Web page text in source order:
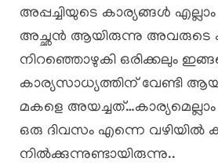
അപ്പച്ചിയുടെ കാര്യങ്ങൾ
അച്ഛൻ ആയിരുന്നു അവരുടെ
നിറഞ്ഞൊഴുകി ഒരിക്കലും
കാര്യസാധ്യത്തിന് വേണ്ടി
മകളെ
ഒരു ദിവസം എന്നെ വഴിയിൽ
നിൽക്കുന്നുണ്ടായിരുന്നു..